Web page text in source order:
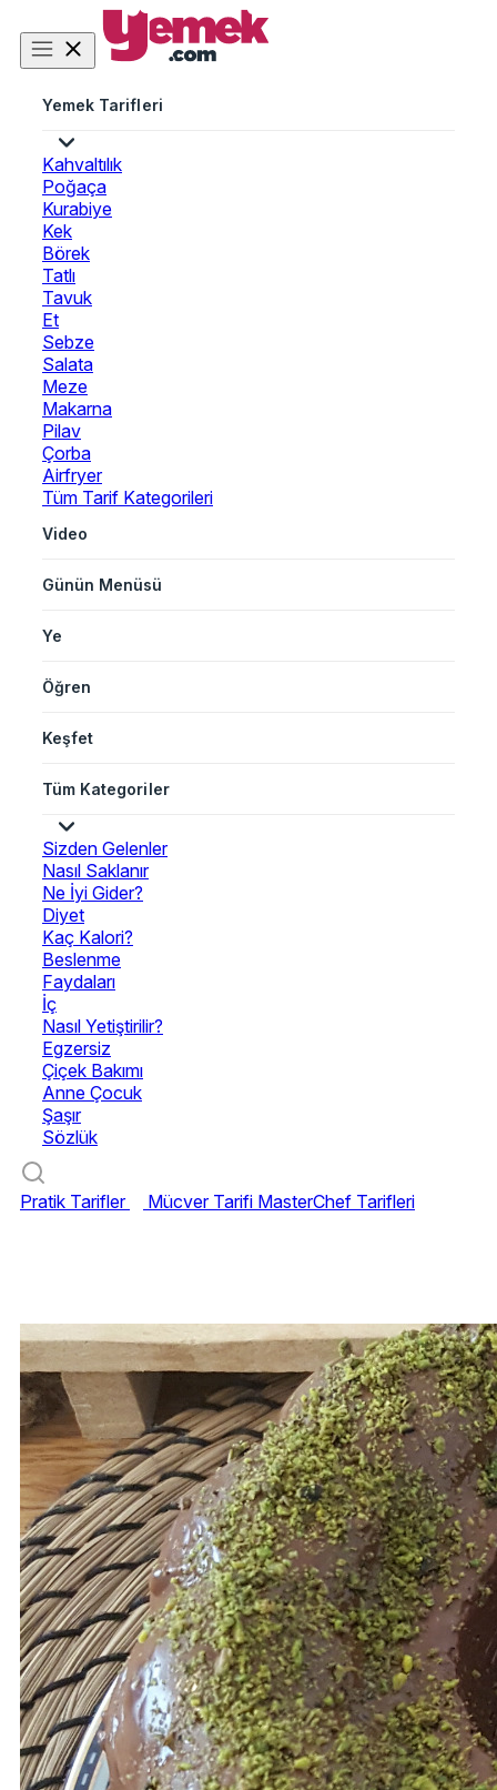
Yemek Tarifleri
Kahvaltılık
Poğaça
Kurabiye
Kek
Börek
Tatlı
Tavuk
Et
Sebze
Salata
Meze
Makarna
Pilav
Çorba
Airfryer
Tüm Tarif Kategorileri
Video
Günün Menüsü
Ye
Öğren
Keşfet
Tüm Kategoriler
Sizden Gelenler
Nasıl Saklanır
Ne İyi Gider?
Diyet
Kaç Kalori?
Beslenme
Faydaları
İç
Nasıl Yetiştirilir?
Egzersiz
Çiçek Bakımı
Anne Çocuk
Şaşır
Sözlük
Pratik Tarifler Mücver Tarifi MasterChef Tarifleri